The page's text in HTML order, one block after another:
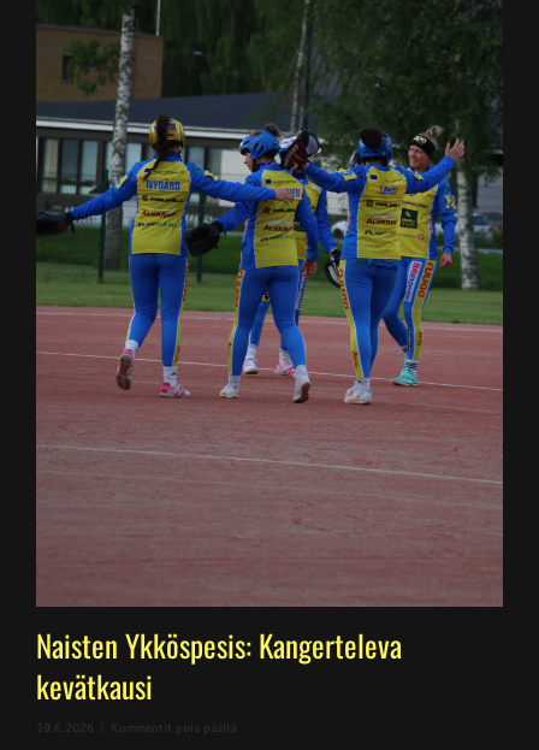
Naisten Ykköspesis: Kangerteleva
kevätkausi
19.6.2026 Kommentit pois päältä